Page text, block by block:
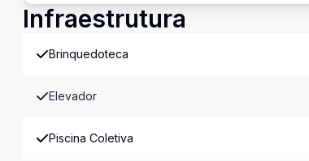
Infraestrutura
Brinquedoteca
Elevador
Piscina Coletiva